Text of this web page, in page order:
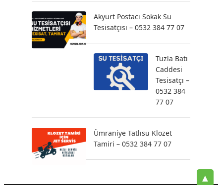
Akyurt Postacı Sokak Su
Tesisatçısı – 0532 384 77 07
Tuzla Batı
Caddesi
Tesisatçı –
0532 384
77 07
Ümraniye Tatlısu Klozet
Tamiri – 0532 384 77 07
▲